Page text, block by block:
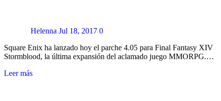
Helenna Jul 18, 2017 0
Square Enix ha lanzado hoy el parche 4.05 para Final Fantasy XIV
Stormblood, la última expansión del aclamado juego MMORPG.…
Leer más